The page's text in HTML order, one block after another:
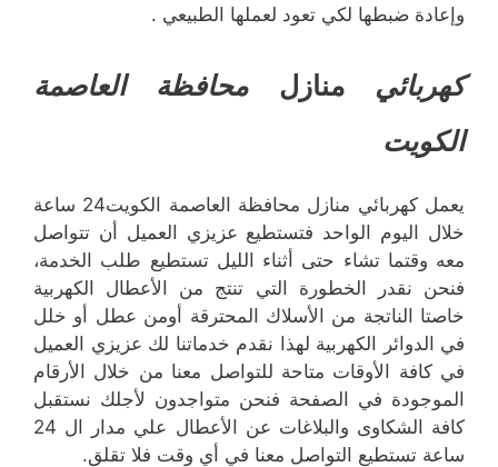
وإعادة ضبطها لكي تعود لعملها الطبيعي .
كهربائي منازل محافظة العاصمة
الكويت
يعمل كهربائي منازل محافظة العاصمة الكويت24 ساعة
خلال اليوم الواحد فتستطيع عزيزي العميل أن تتواصل
معه وقتما تشاء حتى أثناء الليل تستطيع طلب الخدمة،
فنحن نقدر الخطورة التي تنتج من الأعطال الكهربية
خاصتا الناتجة من الأسلاك المحترقة أومن عطل أو خلل
في الدوائر الكهربية لهذا نقدم خدماتنا لك عزيزي العميل
في كافة الأوقات متاحة للتواصل معنا من خلال الأرقام
الموجودة في الصفحة فنحن متواجدون لأجلك نستقبل
كافة الشكاوى والبلاغات عن الأعطال علي مدار ال 24
ساعة تستطيع التواصل معنا في أي وقت فلا تقلق.